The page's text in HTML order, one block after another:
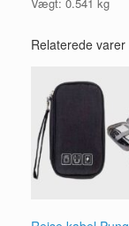
Relaterede varer